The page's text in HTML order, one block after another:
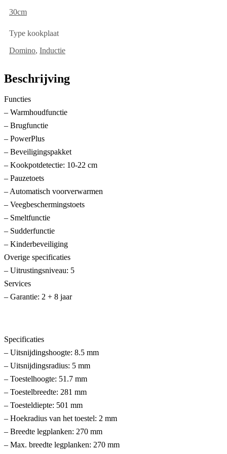
30cm
Type kookplaat
Domino, Inductie
Beschrijving
Functies
– Warmhoudfunctie
– Brugfunctie
– PowerPlus
– Beveiligingspakket
– Kookpotdetectie: 10-22 cm
– Pauzetoets
– Automatisch voorverwarmen
– Veegbeschermingstoets
– Smeltfunctie
– Sudderfunctie
– Kinderbeveiliging
Overige specificaties
– Uitrustingsniveau: 5
Services
– Garantie: 2 + 8 jaar
Specificaties
– Uitsnijdingshoogte: 8.5 mm
– Uitsnijdingsradius: 5 mm
– Toestelhoogte: 51.7 mm
– Toestelbreedte: 281 mm
– Toesteldiepte: 501 mm
– Hoekradius van het toestel: 2 mm
– Breedte legplanken: 270 mm
– Max. breedte legplanken: 270 mm